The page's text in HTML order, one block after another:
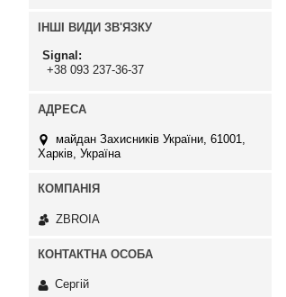
ІНШІ ВИДИ ЗВ'ЯЗКУ
Signal
+38 093 237-36-37
майдан Захисників України, 61001,
Харків, Україна
ZBROIA
Сергій